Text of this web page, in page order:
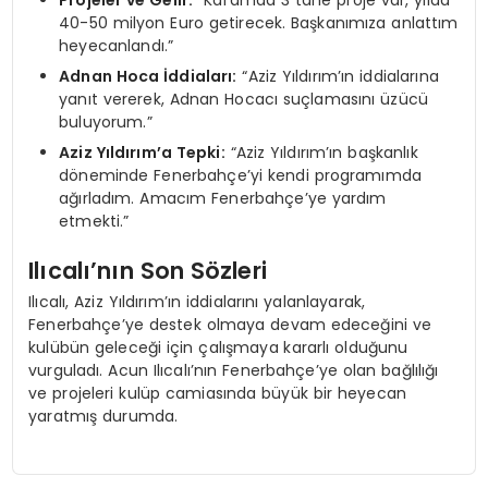
40-50 milyon Euro getirecek. Başkanımıza anlattım
heyecanlandı.”
Adnan Hoca İddiaları: “Aziz Yıldırım’ın iddialarına
yanıt vererek, Adnan Hocacı suçlamasını üzücü
buluyorum.”
Aziz Yıldırım’a Tepki: “Aziz Yıldırım’ın başkanlık
döneminde Fenerbahçe’yi kendi programımda
ağırladım. Amacım Fenerbahçe’ye yardım
etmekti.”
Ilıcalı’nın Son Sözleri
Ilıcalı, Aziz Yıldırım’ın iddialarını yalanlayarak,
Fenerbahçe’ye destek olmaya devam edeceğini ve
kulübün geleceği için çalışmaya kararlı olduğunu
vurguladı. Acun Ilıcalı’nın Fenerbahçe’ye olan bağlılığı
ve projeleri kulüp camiasında büyük bir heyecan
yaratmış durumda.